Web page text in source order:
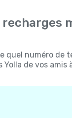
recharges
quel numéro de
Yolla de vos